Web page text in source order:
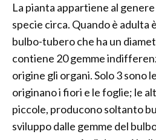
La pianta appartiene al
specie circa. Quando è adulta
bulbo-tubero che ha un
contiene 20 gemme
origine gli organi. Solo 3 sono
originano i fiori e le foglie; le
piccole, producono soltanto
sviluppo dalle gemme del